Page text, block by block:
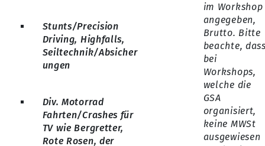
Stunts/Precision
Driving, Highfalls,
Seiltechnik/Absicher
ungen
Div. Motorrad
Fahrten/Crashes für
TV wie Bergretter,
Rote Rosen, der
im Workshop
angegeben,
Brutto. Bitte
beachte,
bei
Workshops,
welche die
GSA
organisiert,
keine MWSt
ausgewiesen